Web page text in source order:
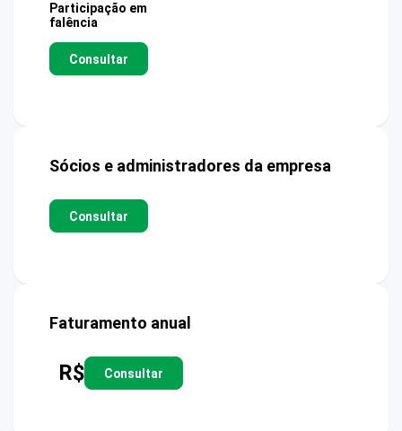
Participação em
falência
Consultar
Sócios e administradores da empresa
Consultar
Faturamento anual
R$ Consultar